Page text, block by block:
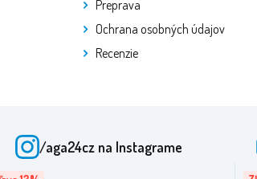
Preprava
Ochrana osobných údajov
Recenzie
/aga24cz na Instagrame